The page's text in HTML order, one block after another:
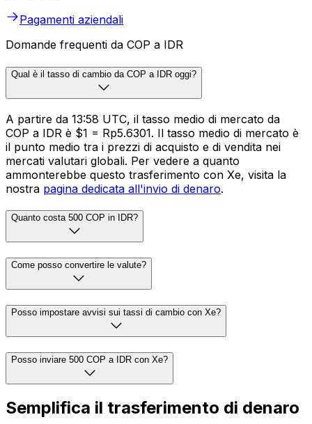
Pagamenti aziendali
Domande frequenti da COP a IDR
Qual è il tasso di cambio da COP a IDR oggi?
A partire da 13:58 UTC, il tasso medio di mercato da
COP a IDR è $1 = Rp5.6301. Il tasso medio di mercato è
il punto medio tra i prezzi di acquisto e di vendita nei
mercati valutari globali. Per vedere a quanto
ammonterebbe questo trasferimento con Xe, visita la
nostra pagina dedicata all'invio di denaro.
Quanto costa 500 COP in IDR?
Come posso convertire le valute?
Posso impostare avvisi sui tassi di cambio con Xe?
Posso inviare 500 COP a IDR con Xe?
Semplifica il trasferimento di denaro